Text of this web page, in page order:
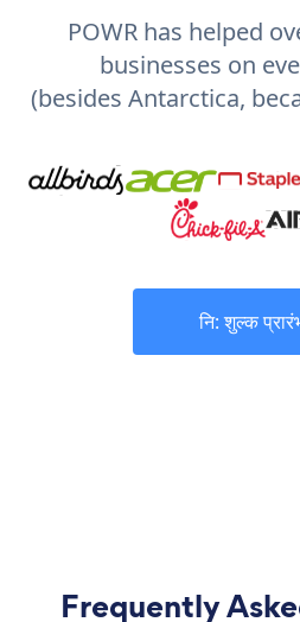
POWR has helped
businesses on
(besides Antarctica,
नि: शुल्क
Frequently